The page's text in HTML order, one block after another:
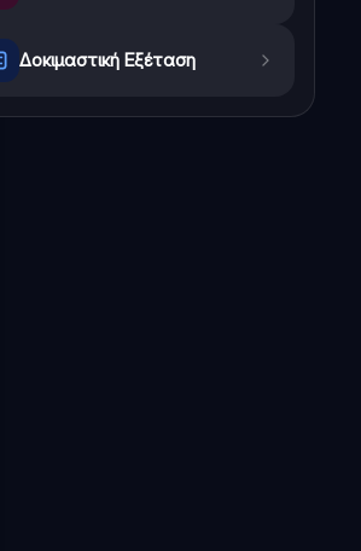
Δοκιμαστική Εξέταση